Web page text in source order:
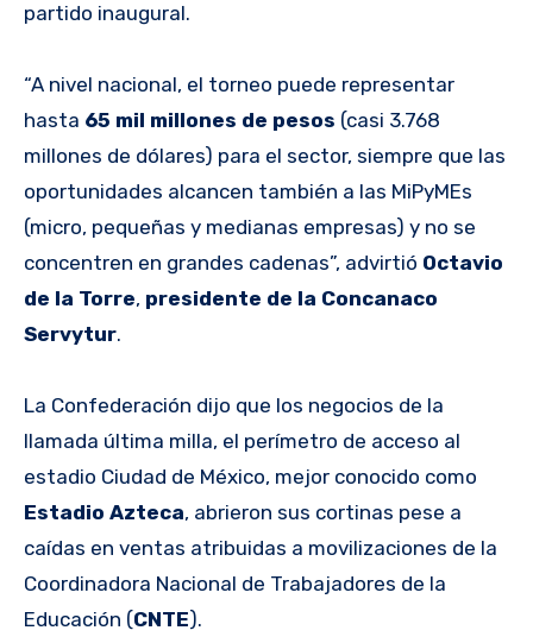
partido inaugural.
“A nivel nacional, el torneo puede representar
hasta 65 mil millones de pesos (casi 3.768
millones de dólares) para el sector, siempre que las
oportunidades alcancen también a las MiPyMEs
(micro, pequeñas y medianas empresas) y no se
concentren en grandes cadenas”, advirtió Octavio
de la Torre, presidente de la Concanaco
Servytur.
La Confederación dijo que los negocios de la
llamada última milla, el perímetro de acceso al
estadio Ciudad de México, mejor conocido como
Estadio Azteca, abrieron sus cortinas pese a
caídas en ventas atribuidas a movilizaciones de la
Coordinadora Nacional de Trabajadores de la
Educación (CNTE).